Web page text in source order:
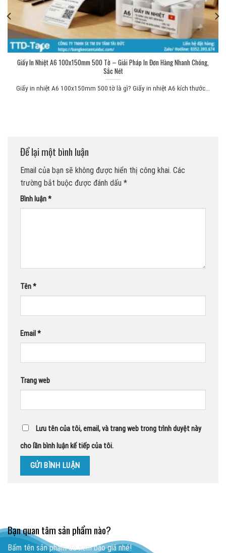
Giấy In Nhiệt A6 100x150mm 500 Tờ – Giải Pháp In Đơn Hàng Nhanh Chóng,
Sắc Nét
Giấy in nhiệt A6 100x150mm 500 tờ là gì? Giấy in nhiệt A6 kích thước...
Để lại một bình luận
Email của bạn sẽ không được hiển thị công khai. Các
trường bắt buộc được đánh dấu *
Bình luận*
Tên*
Email *
Trang web
Lưu tên của tôi, email, và trang web trong trình duyệt này
cho lần bình luận kế tiếp của tôi.
Bạn quan tâm sản phẩm nào?
Bấm tên sản phẩm để xem báo giá nhé!